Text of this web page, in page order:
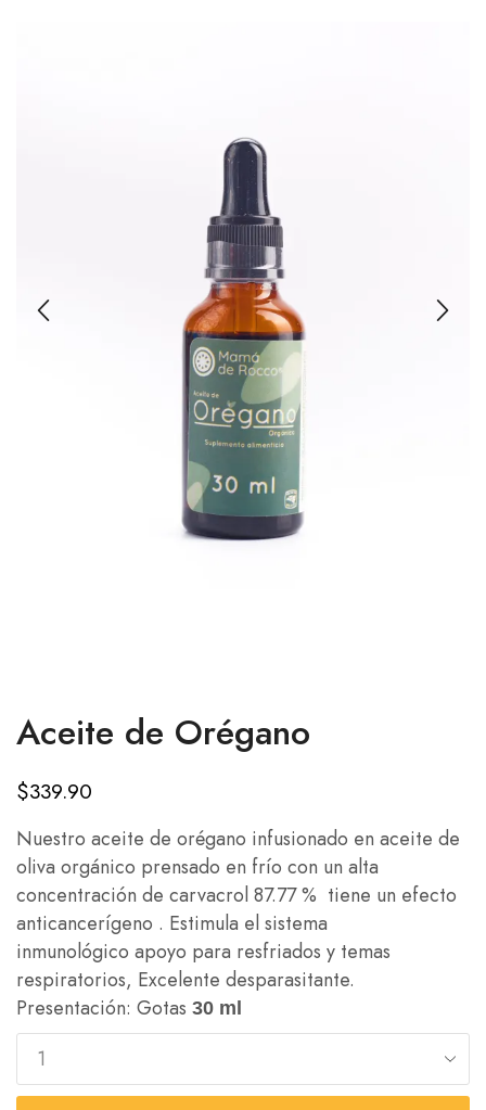
Aceite de Orégano
$339.90
Nuestro aceite de orégano infusionado en aceite de
oliva orgánico prensado en frío con un alta
concentración de carvacrol 87.77 % tiene un efecto
anticancerígeno . Estimula el sistema
inmunológico apoyo para resfriados y temas
respiratorios, Excelente desparasitante.
Presentación: Gotas 30 ml